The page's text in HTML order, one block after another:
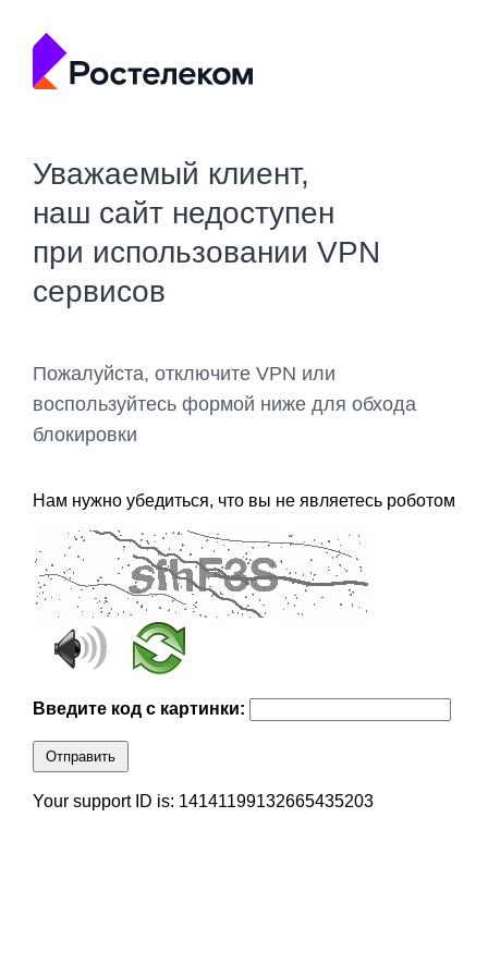
Уважаемый клиент,
наш сайт недоступен
при использовании VPN
сервисов
Пожалуйста, отключите VPN или
воспользуйтесь формой ниже для обхода
блокировки
Нам нужно убедиться, что вы не являетесь роботом
Введите код с картинки:
Отправить
Your support ID is: 14141199132665435203